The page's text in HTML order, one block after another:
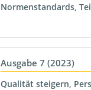
Normenstandards,
Ausgabe 7 (2023)
Qualität steigern,